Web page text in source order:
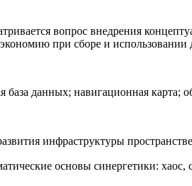
вопрос внедрения
при сборе и
база данных; навигационная карта;
инфраструктуры
основы синергетики: хаос,